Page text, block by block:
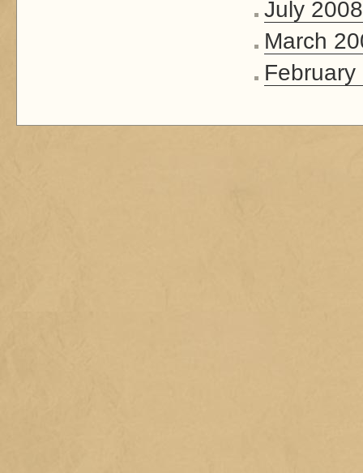
July 2008
March
February